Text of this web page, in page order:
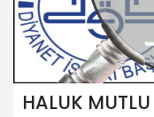
HALUK MUTLU